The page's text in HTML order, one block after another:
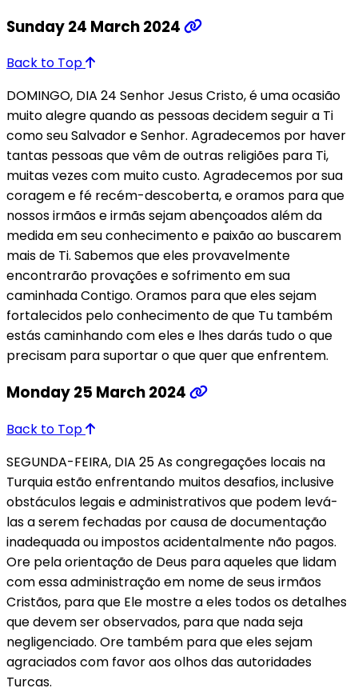
Sunday 24 March 2024
Back to Top
DOMINGO, DIA 24 Senhor Jesus Cristo, é uma ocasião
muito alegre quando as pessoas decidem seguir a Ti
como seu Salvador e Senhor. Agradecemos por haver
tantas pessoas que vêm de outras religiões para Ti,
muitas vezes com muito custo. Agradecemos por sua
coragem e fé recém-descoberta, e oramos para que
nossos irmãos e irmãs sejam abençoados além da
medida em seu conhecimento e paixão ao buscarem
mais de Ti. Sabemos que eles provavelmente
encontrarão provações e sofrimento em sua
caminhada Contigo. Oramos para que eles sejam
fortalecidos pelo conhecimento de que Tu também
estás caminhando com eles e lhes darás tudo o que
precisam para suportar o que quer que enfrentem.
Monday 25 March 2024
Back to Top
SEGUNDA-FEIRA, DIA 25 As congregações locais na
Turquia estão enfrentando muitos desafios, inclusive
obstáculos legais e administrativos que podem levá-
las a serem fechadas por causa de documentação
inadequada ou impostos acidentalmente não pagos.
Ore pela orientação de Deus para aqueles que lidam
com essa administração em nome de seus irmãos
Cristãos, para que Ele mostre a eles todos os detalhes
que devem ser observados, para que nada seja
negligenciado. Ore também para que eles sejam
agraciados com favor aos olhos das autoridades
Turcas.